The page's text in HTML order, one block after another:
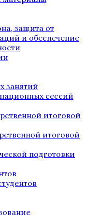
защита от
и обеспечение
занятий
сессий
итоговой
итоговой
подготовки